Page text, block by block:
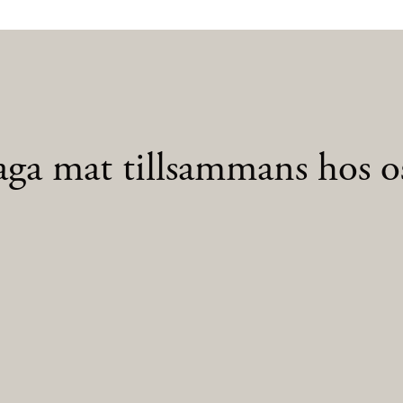
mat tillsammans hos